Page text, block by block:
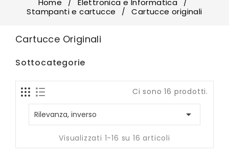
Home
Elettronica e Informatica
Stampanti e cartucce
Cartucce originali
Cartucce Originali
Sottocategorie
Ci sono 16 prodotti.
Rilevanza, inverso 
Visualizzati 1-16 su 16 articoli